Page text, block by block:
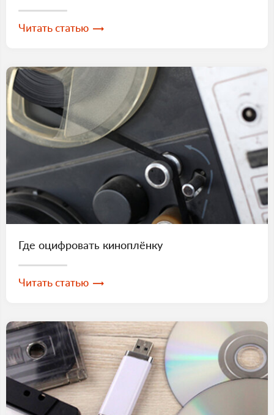
Читать статью
Где оцифровать киноплёнку
Читать статью